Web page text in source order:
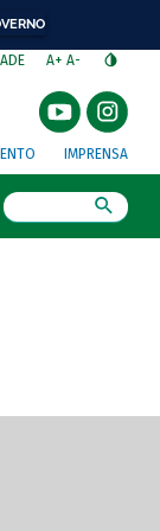
A+ A-
IMPRENSA